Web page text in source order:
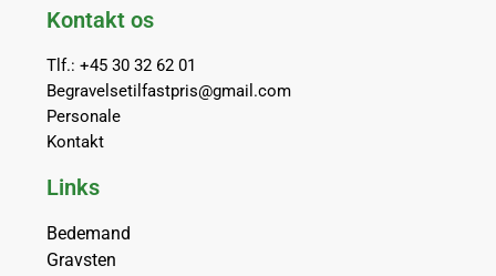
Kontakt os
Tlf.: +45 30 32 62 01
Begravelsetilfastpris@gmail.com
Personale
Kontakt
Links
Bedemand
Gravsten